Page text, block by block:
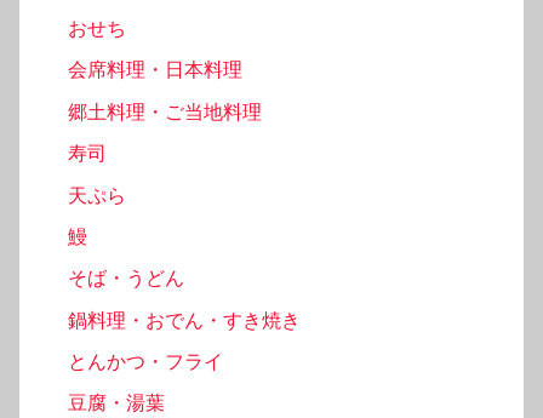
おせち
会席料理・日本料理
郷土料理・ご当地料理
寿司
天ぷら
鰻
そば・うどん
鍋料理・おでん・すき焼き
とんかつ・フライ
豆腐・湯葉